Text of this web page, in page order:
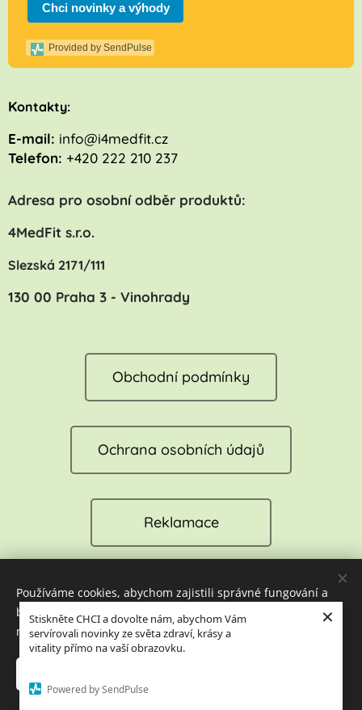
Stiskněte CHCI a dovolte nám, abychom Vám
servírovali novinky ze světa zdraví, krásy a
vitality přímo na vaší obrazovku.
Powered by SendPulse
×
Chci novinky a výhody
Provided by SendPulse
Kontakty:
E-mail: info@i4medfit.cz
Telefon: +420 222 210 237
Adresa pro osobní odběr produktů:
4MedFit s.r.o.
Slezská 2171/111
130 00 Praha 3 - Vinohrady
Obchodní podmínky
Ochrana osobních údajů
Reklamace
Cookies
Jazyky
Čeština
Používáme cookies, abychom zajistili správné fungování a
bezpečnost našich stránek. Tím vám můžeme zajistit tu
nejlepší zkušenost při jejich návštěvě.